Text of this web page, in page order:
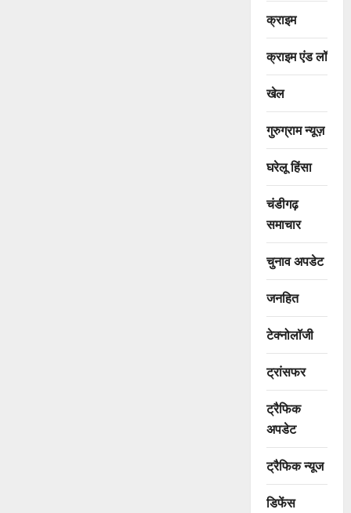
क्राइम
क्राइम एंड लॉ
खेल
गुरुग्राम न्यूज़
घरेलू हिंसा
चंडीगढ़
समाचार
चुनाव अपडेट
जनहित
टेक्नोलॉजी
ट्रांसफर
ट्रैफिक
अपडेट
ट्रैफिक न्यूज
डिफेंस